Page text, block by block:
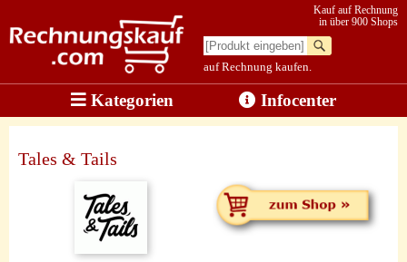
auf Rechnung kaufen.
Kauf auf Rechnung
in über 900 Shops
Kategorien Infocenter
Tales & Tails